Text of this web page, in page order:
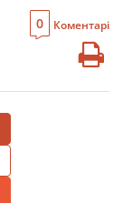
0 Коментарі